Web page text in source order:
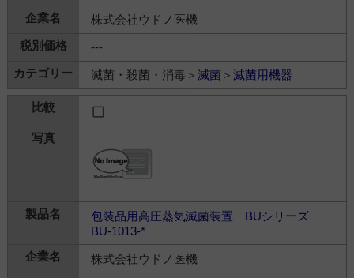
株式会社ウドノ医機
---
滅菌・殺菌・消毒＞ 滅菌 ＞ 滅菌用機器
包装品用高圧蒸気滅菌装置 BUシリーズ
BU-1013-*
株式会社ウドノ医機